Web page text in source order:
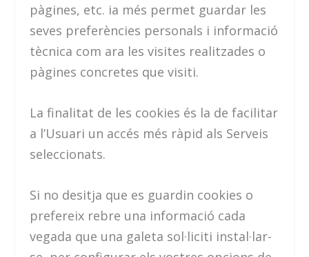
pàgines, etc. ia més permet guardar les
seves preferències personals i informació
tècnica com ara les visites realitzades o
pàgines concretes que visiti.
La finalitat de les cookies és la de facilitar
a l’Usuari un accés més ràpid als Serveis
seleccionats.
Si no desitja que es guardin cookies o
prefereix rebre una informació cada
vegada que una galeta sol·liciti instal·lar-